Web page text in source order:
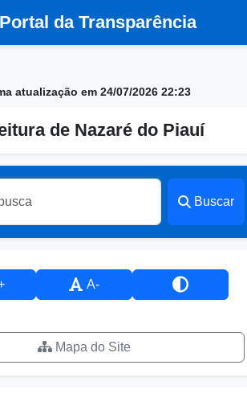
Portal da Transparência
atualização em 24/07/2026 22:23
de Nazaré do Piauí
Buscar
A-
Mapa do Site